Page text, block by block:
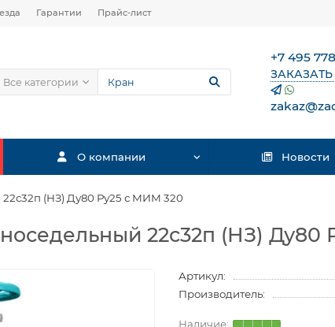
Гарантии Прайс-лист
Все категории
+7 495
О компании Новости
22с32п (НЗ) Ду80 Ру25 с МИМ 320
22с32п (НЗ)
Артикул:
Производитель: